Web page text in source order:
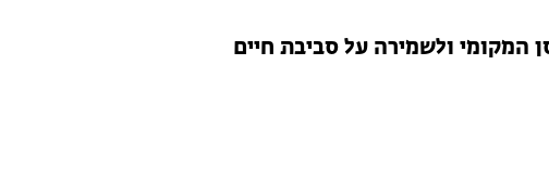
המקומי ולשמירה על סביבת חיים